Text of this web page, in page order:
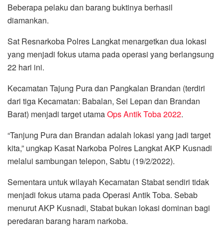
Beberapa pelaku dan barang buktinya berhasil
diamankan.
Sat Resnarkoba Polres Langkat menargetkan dua lokasi
yang menjadi fokus utama pada operasi yang berlangsung
22 hari ini.
Kecamatan Tajung Pura dan Pangkalan Brandan (terdiri
dari tiga Kecamatan: Babalan, Sei Lepan dan Brandan
Barat) menjadi target utamaOps Antik Toba 2022.
“Tanjung Pura dan Brandan adalah lokasi yang jadi target
kita,” ungkap Kasat Narkoba Polres Langkat AKP Kusnadi
melalui sambungan telepon, Sabtu (19/2/2022).
Sementara untuk wilayah Kecamatan Stabat sendiri tidak
menjadi fokus utama pada Operasi Antik Toba. Sebab
menurut AKP Kusnadi, Stabat bukan lokasi dominan bagi
peredaran barang haram narkoba.